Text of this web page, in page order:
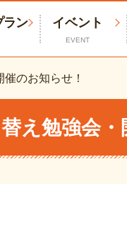
ラン イベント
EVENT
のお知らせ！
え勉強会・